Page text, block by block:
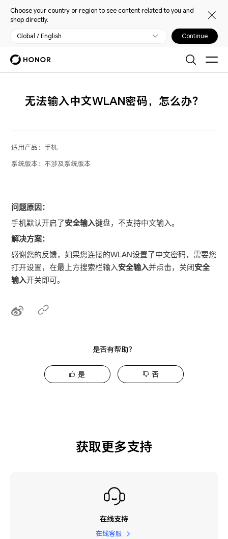
Choose your country or region to see content related to you and
shop directly.
Global / English Continue
无法输入中文WLAN密码，怎么办？
适用产品： 手机
系统版本：不涉及系统版本
问题原因：
手机默认开启了安全输入键盘，不支持中文输入。
解决方案：
感谢您的反馈，如果您连接的WLAN设置了中文密码，需要您
打开设置，在最上方搜索栏输入安全输入并点击，关闭安全
输入开关即可。
是否有帮助？
是 否
获取更多支持
在线支持
在线客服